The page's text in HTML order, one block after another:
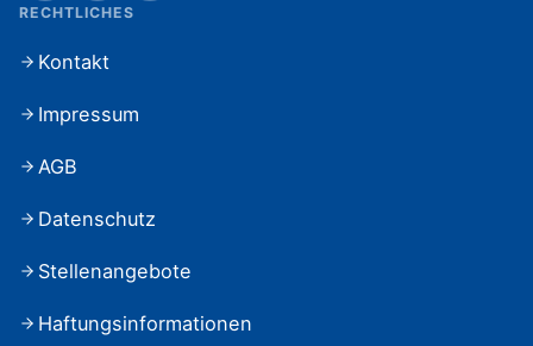
RECHTLICHES
Kontakt
Impressum
AGB
Datenschutz
Stellenangebote
Haftungsinformationen